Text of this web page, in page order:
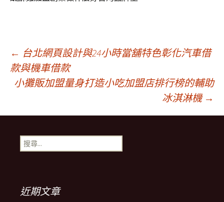
文
章
導
覽
列
← 台北網頁設計與24小時當舖特色彰化汽車借
款與機車借款
小攤販加盟量身打造小吃加盟店排行榜的輔助
冰淇淋機 →
搜
尋
近期文章